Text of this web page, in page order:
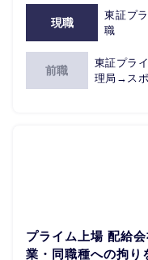
現職
東証プ
職
前職
東証プラ
理局→スポ
プライム上場 配給
業・同職種への拘り